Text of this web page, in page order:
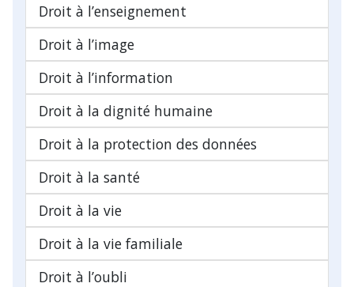
Droit à l’enseignement
Droit à l’image
Droit à l’information
Droit à la dignité humaine
Droit à la protection des données
Droit à la santé
Droit à la vie
Droit à la vie familiale
Droit à l’oubli